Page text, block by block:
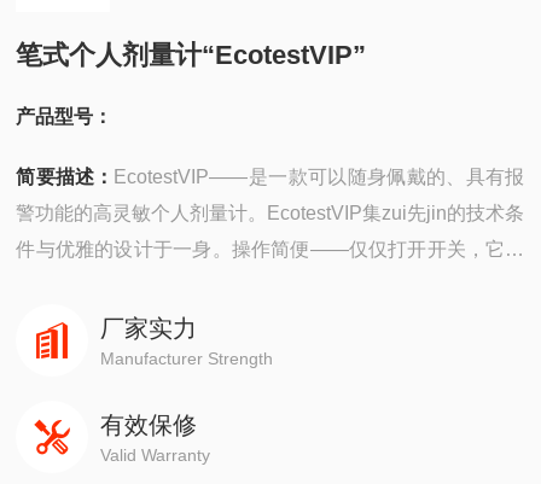
笔式个人剂量计“EcotestVIP”
产品型号：
简要描述： EcotestVIP——是一款可以随身佩戴的、具有报
警功能的高灵敏个人剂量计。EcotestVIP集zui先jin的技术条
件与优雅的设计于一身。操作简便——仅仅打开开关，它就
EcotestVIP将自动报警。
厂家实力
Manufacturer Strength
有效保修
Valid Warranty